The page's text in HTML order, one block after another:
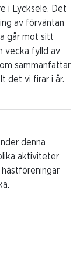
i Lycksele. Det
av förväntan
går mot sitt
vecka fylld av
sammanfattar
det vi firar i år.
denna
aktiviteter